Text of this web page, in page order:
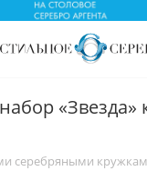
«Звезда»
серебряными